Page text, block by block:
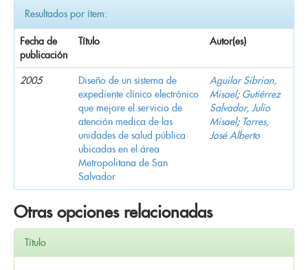
Resultados por ítem:
Fecha de
publicación
Título Autor(es)
2005
Diseño de un sistema de
expediente clínico electrónico
que mejore el servicio de
atención medica de las
unidades de salud pública
ubicadas en el área
Metropolitana de San
Salvador
Aguilar Sibrian,
Misael; Gutiérrez
Salvador, Julio
Misael; Torres,
José Alberto
Otras opciones relacionadas
Título